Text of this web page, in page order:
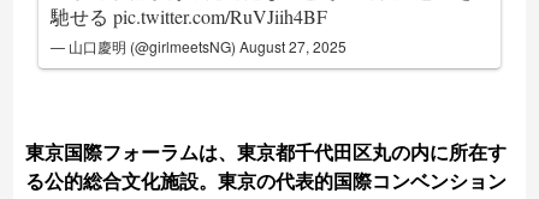
馳せるpic.twitter.com/RuVJiih4BF
— 山口慶明 (@girlmeetsNG)August 27, 2025
東京国際フォーラムは、東京都千代田区丸の内に所在す
る公的総合文化施設。東京の代表的国際コンベンション